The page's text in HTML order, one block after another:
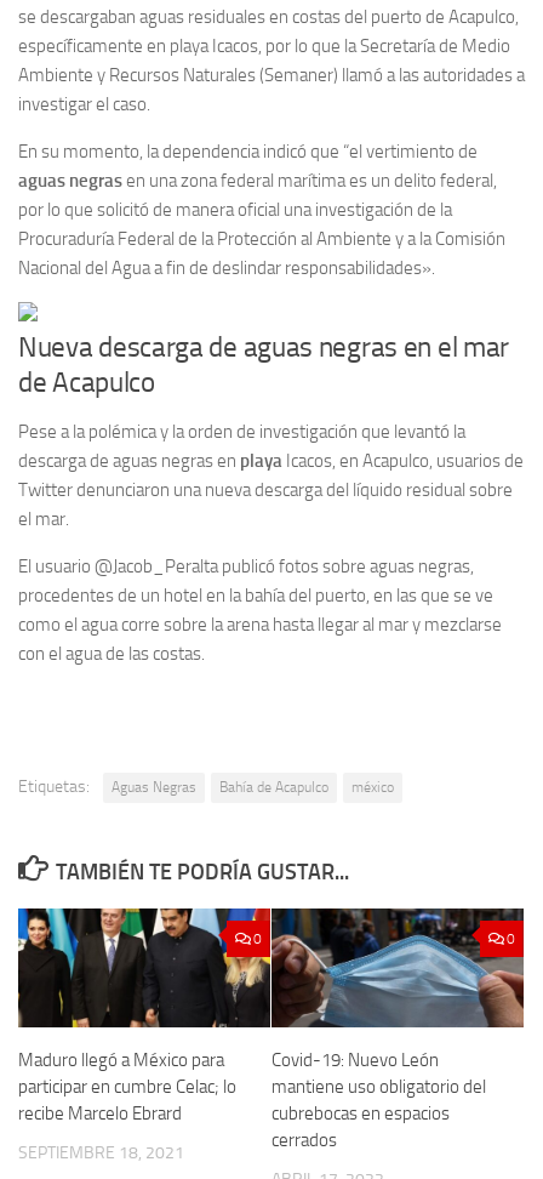
se descargaban aguas residuales en costas del puerto de Acapulco,
específicamente en playa Icacos, por lo que la Secretaría de Medio
Ambiente y Recursos Naturales (Semaner) llamó a las autoridades a
investigar el caso.
En su momento, la dependencia indicó que “el vertimiento de
aguas negrasen una zona federal marítima es un delito federal,
por lo que solicitó de manera oficial una investigación de la
Procuraduría Federal de la Protección al Ambiente y a la Comisión
Nacional del Agua a fin de deslindar responsabilidades».
Nueva descarga de aguas negras en el mar
de Acapulco
Pese a la polémica y la orden de investigación que levantó la
descarga de aguas negras en playa Icacos, en Acapulco, usuarios de
Twitter denunciaron una nueva descarga del líquido residual sobre
el mar.
El usuario @Jacob_Peralta publicó fotos sobre aguas negras,
procedentes de un hotel en la bahía del puerto, en las que se ve
como el agua corre sobre la arena hasta llegar al mar y mezclarse
con el agua de las costas.
Etiquetas: Aguas Negras Bahía de Acapulco méxico
TAMBIÉN TE PODRÍA GUSTAR...
0
Maduro llegó a México para
participar en cumbre Celac; lo
recibe Marcelo Ebrard
SEPTIEMBRE 18, 2021
0
Covid-19: Nuevo León
mantiene uso obligatorio del
cubrebocas en espacios
cerrados